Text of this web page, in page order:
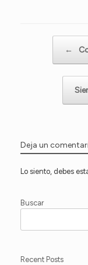
←
Deja un
Lo siento, debes
Buscar
Recent Posts